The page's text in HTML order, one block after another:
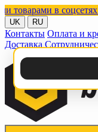
в соцсетях и
UK RU
Контакты Оплата и
Доставка